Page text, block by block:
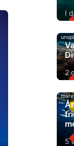
I
2
5